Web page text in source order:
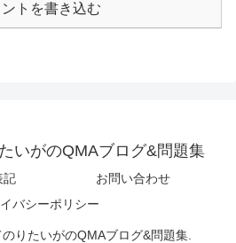
ントを書き込む
いがのQMAブログ&問題集
記
お問い合わせ
バシーポリシー
りたいがのQMAブログ&問題集.